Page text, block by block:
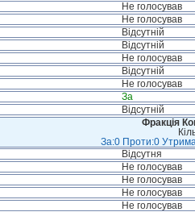
Не голосував
Не голосував
Відсутній
Відсутній
Не голосував
Відсутній
Не голосував
За
Відсутній
Фракція
За:0 Проти:0
Відсутня
Не голосував
Не голосував
Не голосував
Не голосував